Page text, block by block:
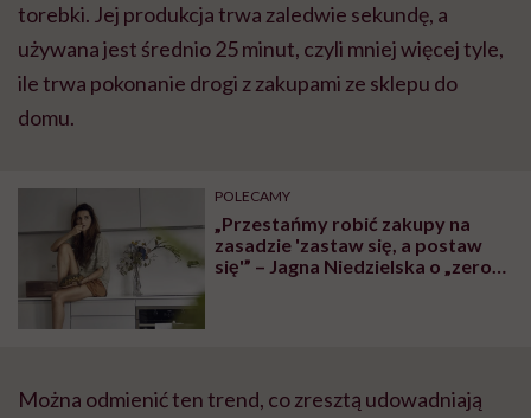
torebki. Jej produkcja trwa zaledwie sekundę, a
używana jest średnio 25 minut, czyli mniej więcej tyle,
ile trwa pokonanie drogi z zakupami ze sklepu do
domu.
POLECAMY
„Przestańmy robić zakupy na
zasadzie 'zastaw się, a postaw
się'” – Jagna Niedzielska o „zero
Można odmienić ten trend, co zresztą udowadniają